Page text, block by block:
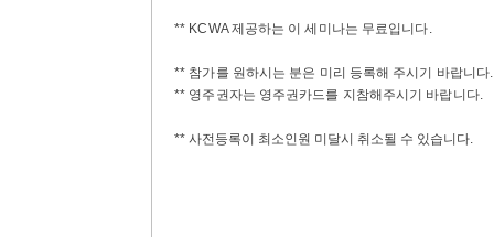
** KCWA 제공하는 이 세미나는 무료입니다.
** 참가를 원하시는 분은 미리 등록해 주시기 바랍니다.
** 영주권자는 영주권카드를 지참해주시기 바랍니다.
** 사전등록이 최소인원 미달시 취소될 수 있습니다.